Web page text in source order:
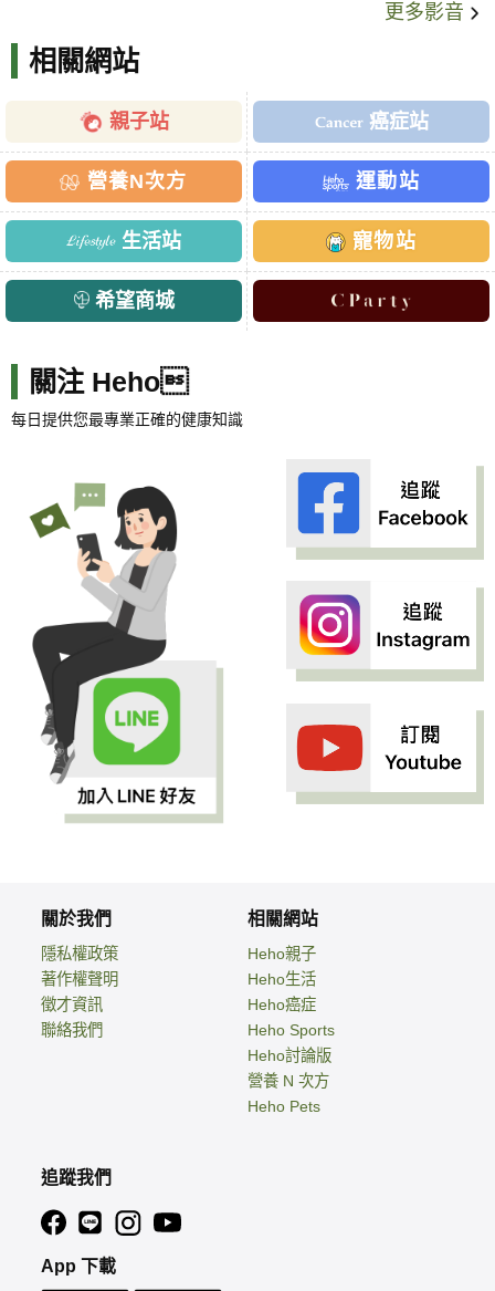
更多影音
相關網站
親子站 癌症站
營養N次方 運動站
生活站 寵物站
希望商城
關注 Heho
每日提供您最專業正確的健康知識
關於我們
隱私權政策
著作權聲明
徵才資訊
聯絡我們
相關網站
Heho親子
Heho生活
Heho癌症
Heho Sports
Heho討論版
營養 N 次方
Heho Pets
追蹤我們
App 下載